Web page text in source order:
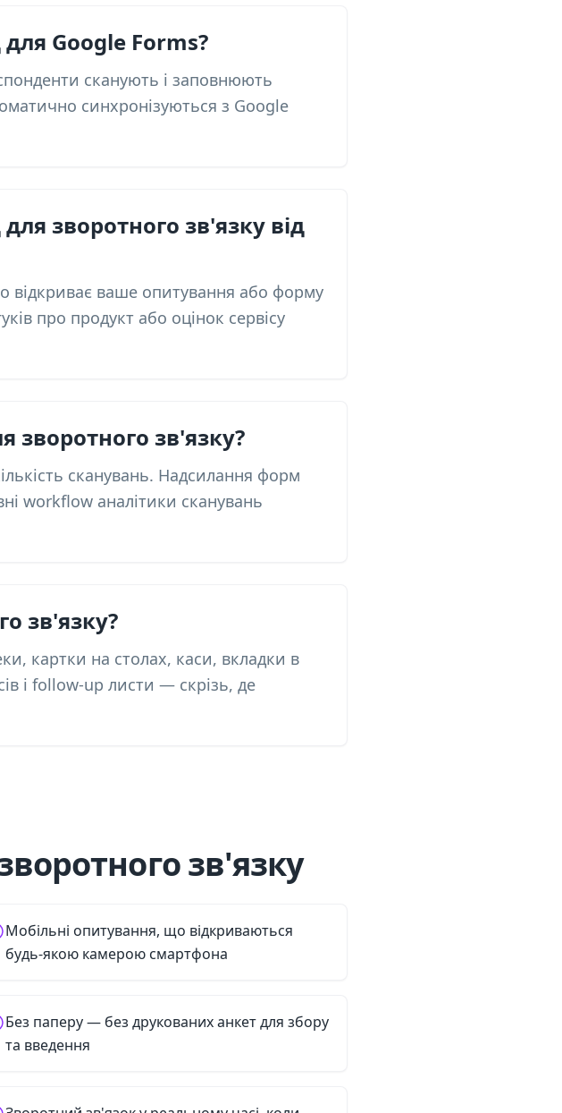
Google Forms?
сканують і заповнюють
синхронізуються з Google
зворотного зв'язку від
відкриває ваше опитування або форму
про продукт або оцінок сервісу
зворотного зв'язку?
сканувань. Надсилання форм
workflow аналітики сканувань
зв'язку?
картки на столах, каси, вкладки в
і follow-up листи — скрізь, де
зв'язку
Мобільні опитування, що відкриваються
будь-якою камерою смартфона
Без паперу — без друкованих анкет для збору
та введення